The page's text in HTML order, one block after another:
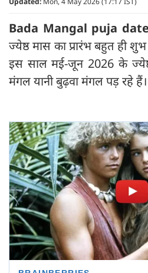
Bada Mangal puja
ज्येष्ठ मास का प्रारंभ बहुत ही
इस साल मई-जून 2026 के
मंगल यानी बुढ़वा मंगल पड़ रहे हैं।